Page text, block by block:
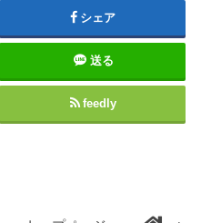
シェア
送る
feedly